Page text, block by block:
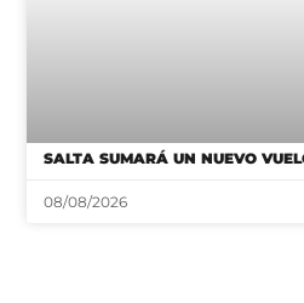
SALTA SUMARÁ UN NUEVO
08/08/2026